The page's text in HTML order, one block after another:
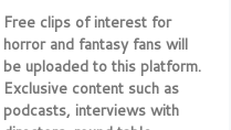
Free clips of interest for
horror and fantasy fans will
be uploaded to this platform.
Exclusive content such as
podcasts, interviews with